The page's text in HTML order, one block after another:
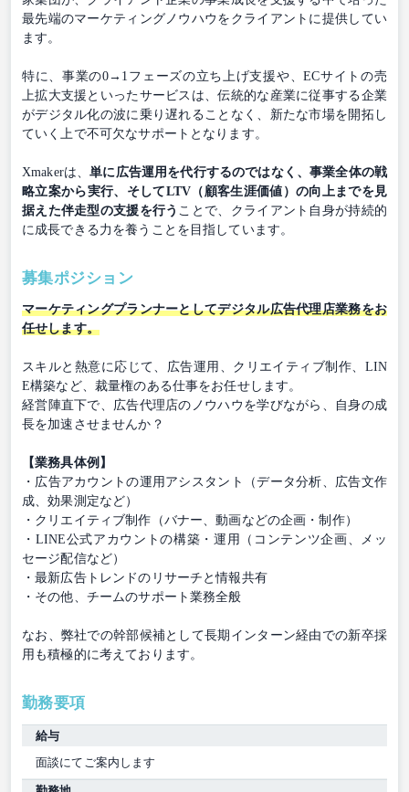
最先端のマーケティングノウハウをクライアントに提供してい
ます。
特に、事業の0→1フェーズの立ち上げ支援や、ECサイトの売
上拡大支援といったサービスは、伝統的な産業に従事する企業
がデジタル化の波に乗り遅れることなく、新たな市場を開拓し
ていく上で不可欠なサポートとなります。
Xmakerは、単に広告運用を代行するのではなく、事業全体の戦
略立案から実行、そしてLTV（顧客生涯価値）の向上までを見
据えた伴走型の支援を行う ことで、クライアント自身が持続的
に成長できる力を養うことを目指しています。
募集ポジション
マーケティングプランナーとしてデジタル広告代理店業務をお
任せします。
スキルと熱意に応じて、広告運用、クリエイティブ制作、LIN
E構築など、裁量権のある仕事をお任せします。
経営陣直下で、広告代理店のノウハウを学びながら、自身の成
長を加速させませんか？
【業務具体例】
・広告アカウントの運用アシスタント（データ分析、広告文作
成、効果測定など）
・クリエイティブ制作（バナー、動画などの企画・制作）
・LINE公式アカウントの構築・運用（コンテンツ企画、メッ
セージ配信など）
・最新広告トレンドのリサーチと情報共有
・その他、チームのサポート業務全般
なお、弊社での幹部候補として長期インターン経由での新卒採
用も積極的に考えております。
勤務要項
給与
面談にてご案内します